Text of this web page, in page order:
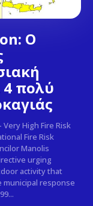
Ο
4 πολύ
High Fire Risk
Fire Risk
Manolis
urging
activity that
response